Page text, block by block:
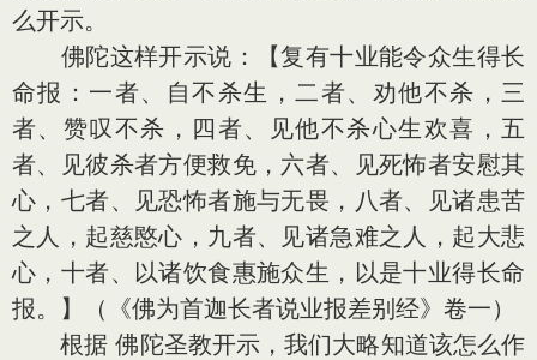
么开示。
佛陀这样开示说：【复有十业能令众生得长
命报：一者、自不杀生，二者、劝他不杀，三
者、赞叹不杀，四者、见他不杀心生欢喜，五
者、见彼杀者方便救免，六者、见死怖者安慰其
心，七者、见恐怖者施与无畏，八者、见诸患苦
之人，起慈愍心，九者、见诸急难之人，起大悲
心，十者、以诸饮食惠施众生，以是十业得长命
报。】（《佛为首迦长者说业报差别经》卷一）
根据 佛陀圣教开示，我们大略知道该怎么作